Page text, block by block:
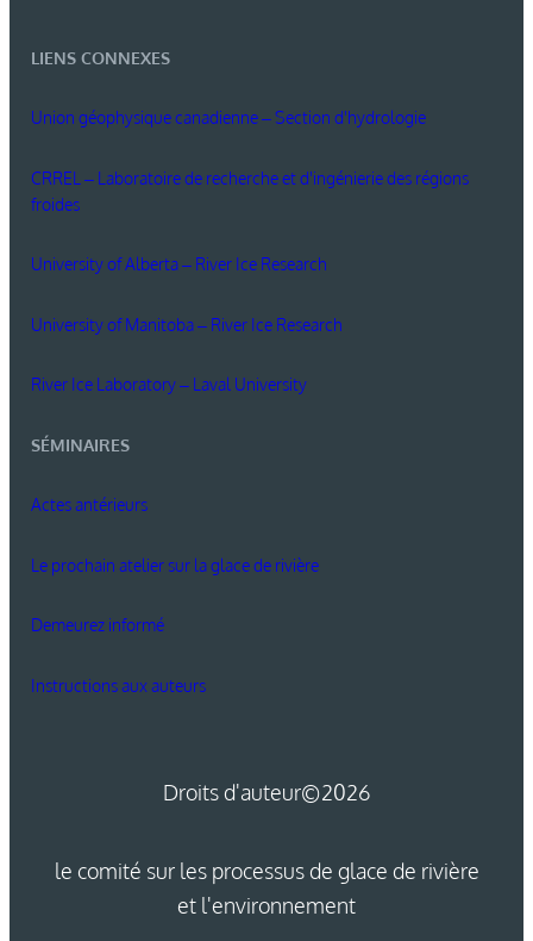
LIENS CONNEXES
Union géophysique canadienne – Section d'hydrologie
CRREL – Laboratoire de recherche et d'ingénierie des régions
froides
University of Alberta – River Ice Research
University of Manitoba – River Ice Research
River Ice Laboratory – Laval University
SÉMINAIRES
Actes antérieurs
Le prochain atelier sur la glace de rivière
Demeurez informé
Instructions aux auteurs
Droits d'auteur©2026
le comité sur les processus de glace de rivière
et l'environnement